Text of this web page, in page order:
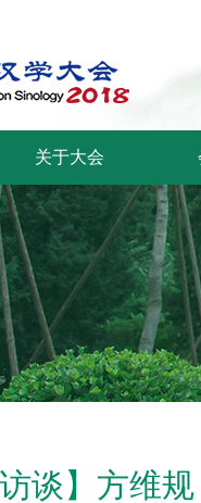
关于大会
访谈】方维